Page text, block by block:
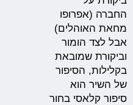
החברה (אפרופו
מחאת האוהלים)
אבל לצד הומור
וביקורת שמובאת
בקלילות, הסיפור
של השיר הוא
סיפור קלאסי בחור